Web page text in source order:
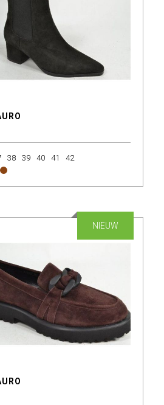
38 39 40 41 42
NIEUW